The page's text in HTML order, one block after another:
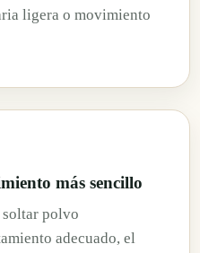
ligera o movimiento
más sencillo
soltar polvo
adecuado, el